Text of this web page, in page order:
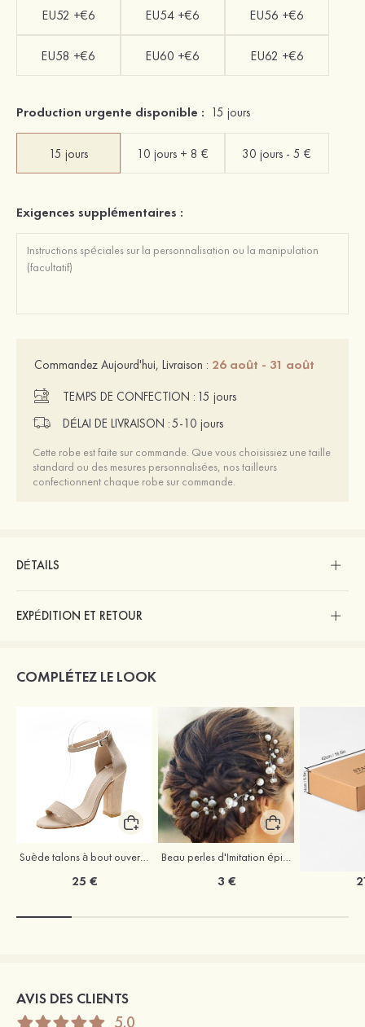
EU52 +€6 EU54 +€6 EU56 +€6
EU58 +€6 EU60 +€6 EU62 +€6
Production urgente disponible : 15 jours
15 jours 10 jours + 8 € 30 jours - 5 €
Exigences supplémentaires :
Commandez Aujourd'hui, Livraison : 26 août - 31 août
TEMPS DE CONFECTION : 15 jours
DÉLAI DE LIVRAISON :5-10 jours
Cette robe est faite sur commande. Que vous choisissiez une taille
standard ou des mesures personnalisées, nos tailleurs
confectionnent chaque robe sur commande.
DÉTAILS
EXPÉDITION ET RETOUR
COMPLÉTEZ LE LOOK
Suède talons à bout ouvert sandales talon bottier chaussures pour les soirées
25 €
Beau perles d'Imitation épingles à cheveux coiffe
3 €
AVIS DES CLIENTS
5.0